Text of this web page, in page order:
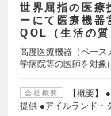
世界屈指の医療
ーにて医療機器
QOL（生活の
高度医療機器（ペース
学病院等の医師を対象
会社概要
【概要】
提供 ●アイルランド・